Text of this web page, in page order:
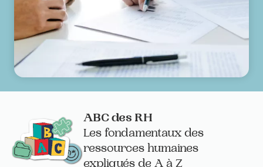
ABC des RH
Les fondamentaux des
ressources humaines
expliqués de A à Z